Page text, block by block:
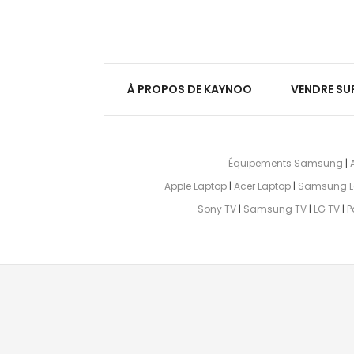
À PROPOS DE KAYNOO VENDRE
Équipements Samsung |
Apple Laptop | Acer Laptop | Samsung
Sony TV| Samsung TV| LG TV|